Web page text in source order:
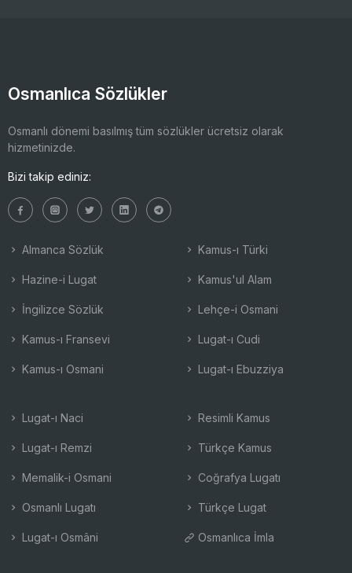
Osmanlıca Sözlükler
Osmanlı dönemi basılmış tüm sözlükler ücretsiz olarak
hizmetinizde.
Bizi takip ediniz:
Almanca Sözlük
Hazine-i Lugat
İngilizce Sözlük
Kamus-ı Fransevi
Kamus-ı Osmani
Kamus-ı Türki
Kamus'ul Alam
Lehçe-i Osmani
Lugat-ı Cudi
Lugat-ı Ebuzziya
Lugat-ı Naci
Lugat-ı Remzi
Memalik-i Osmani
Osmanlı Lugatı
Lugat-ı Osmâni
Resimli Kamus
Türkçe Kamus
Coğrafya Lugatı
Türkçe Lugat
Osmanlıca İmla